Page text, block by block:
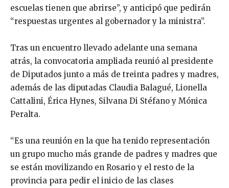
escuelas tienen que abrirse”, y anticipó que pedirán
“respuestas urgentes al gobernador y la ministra”.
Tras un encuentro llevado adelante una semana
atrás, la convocatoria ampliada reunió al presidente
de Diputados junto a más de treinta padres y madres,
además de las diputadas Claudia Balagué, Lionella
Cattalini, Érica Hynes, Silvana Di Stéfano y Mónica
Peralta.
“Es una reunión en la que ha tenido representación
un grupo mucho más grande de padres y madres que
se están movilizando en Rosario y el resto de la
provincia para pedir el inicio de las clases